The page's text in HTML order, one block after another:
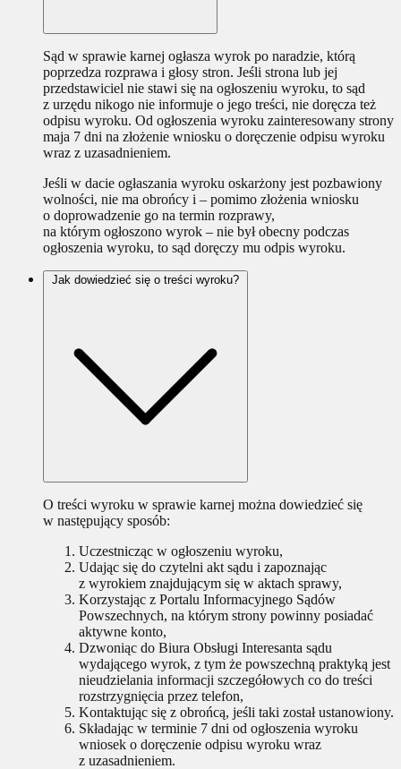
Sąd w sprawie karnej ogłasza wyrok po naradzie, którą
poprzedza rozprawa i głosy stron. Jeśli strona lub jej
przedstawiciel nie stawi się na ogłoszeniu wyroku, to sąd
z urzędu nikogo nie informuje o jego treści, nie doręcza też
odpisu wyroku. Od ogłoszenia wyroku zainteresowany strony
maja 7 dni na złożenie wniosku o doręczenie odpisu wyroku
wraz z uzasadnieniem.
Jeśli w dacie ogłaszania wyroku oskarżony jest pozbawiony
wolności, nie ma obrońcy i – pomimo złożenia wniosku
o doprowadzenie go na termin rozprawy,
na którym ogłoszono wyrok – nie był obecny podczas
ogłoszenia wyroku, to sąd doręczy mu odpis wyroku.
Jak dowiedzieć się o treści wyroku?
O treści wyroku w sprawie karnej można dowiedzieć się
w następujący sposób:
Uczestnicząc w ogłoszeniu wyroku,
Udając się do czytelni akt sądu i zapoznając
z wyrokiem znajdującym się w aktach sprawy,
Korzystając z Portalu Informacyjnego Sądów
Powszechnych, na którym strony powinny posiadać
aktywne konto,
Dzwoniąc do Biura Obsługi Interesanta sądu
wydającego wyrok, z tym że powszechną praktyką jest
nieudzielania informacji szczegółowych co do treści
rozstrzygnięcia przez telefon,
Kontaktując się z obrońcą, jeśli taki został ustanowiony.
Składając w terminie 7 dni od ogłoszenia wyroku
wniosek o doręczenie odpisu wyroku wraz
z uzasadnieniem.